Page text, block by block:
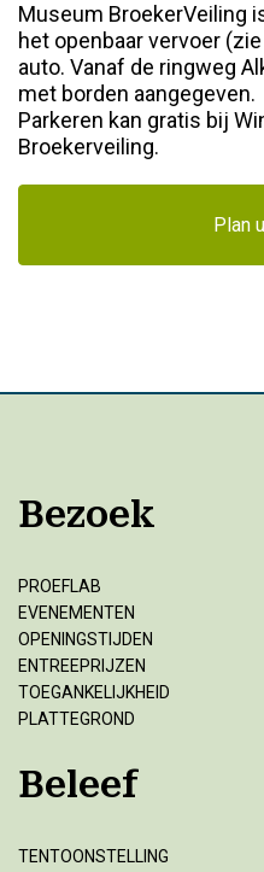
Museum BroekerVeiling
het openbaar vervoer
auto. Vanaf de ringweg
met borden aangegeven.
Parkeren kan gratis bij
Broekerveiling.
Plan
Bezoek
PROEFLAB
EVENEMENTEN
OPENINGSTIJDEN
ENTREEPRIJZEN
TOEGANKELIJKHEID
PLATTEGROND
Beleef
TENTOONSTELLING